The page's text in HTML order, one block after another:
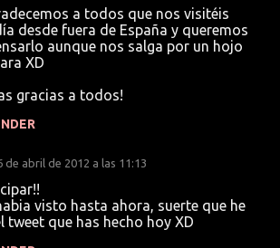
a todos que nos visitéis
desde fuera de España y queremos
aunque nos salga por un hojo
XD
gracias a todos!
de abril de 2012 a las 11:13
visto hasta ahora, suerte que he
tweet que has hecho hoy XD